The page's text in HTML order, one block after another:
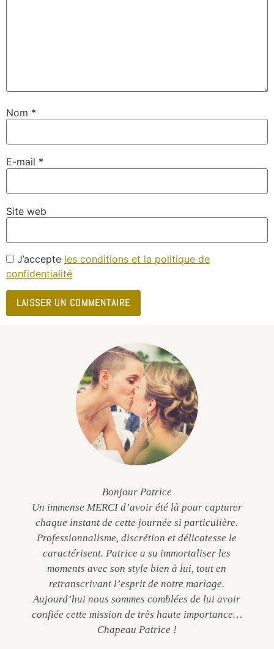
Nom *
E-mail *
Site web
J’accepte les conditions et la politique de
confidentialité
Bonjour Patrice
Un immense MERCI d’avoir été là pour capturer
chaque instant de cette journée si particulière.
Professionnalisme, discrétion et délicatesse le
caractérisent. Patrice a su immortaliser les
moments avec son style bien à lui, tout en
retranscrivant l’esprit de notre mariage.
Aujourd’hui nous sommes comblées de lui avoir
confiée cette mission de très haute importance…
Chapeau Patrice !